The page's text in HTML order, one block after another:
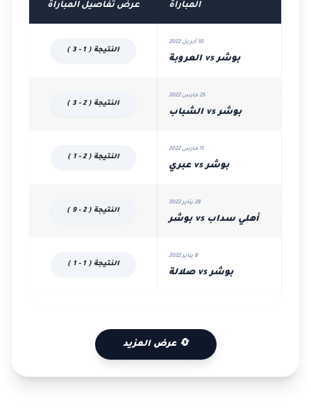
المباراة عرض تفاصيل المباراة
10 أبريل 2022
بوشر vs العروبة
النتيجة ( 1 - 3 )
25 مارس 2022
بوشر vs الشباب
النتيجة ( 2 - 3 )
11 مارس 2022
بوشر vs عبري
النتيجة ( 2 - 1 )
28 يناير 2022
أهلي سداب vs بوشر
النتيجة ( 2 - 9 )
8 يناير 2022
بوشر vs صلالة
النتيجة ( 1 - 1 )
🔄 عرض المزيد